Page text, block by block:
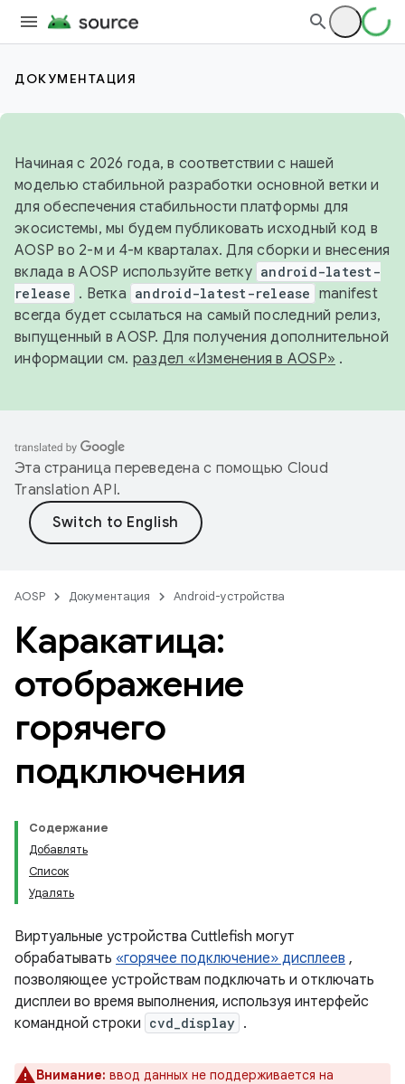
ДОКУМЕНТАЦИЯ
Начиная с 2026 года, в соответствии с нашей
моделью стабильной разработки основной ветки и
для обеспечения стабильности платформы для
экосистемы, мы будем публиковать исходный код в
AOSP во 2-м и 4-м кварталах. Для сборки и внесения
вклада в AOSP используйте ветку android-latest-
release . Ветка android-latest-release manifest
всегда будет ссылаться на самый последний релиз,
выпущенный в AOSP. Для получения дополнительной
информации см. раздел «Изменения в AOSP» .
Эта страница переведена с помощью Cloud
Translation API.
AOSP Документация Android-устройства
Каракатица:
отображение
горячего
подключения
Содержание
Добавлять
Список
Удалять
Виртуальные устройства Cuttlefish могут
обрабатывать «горячее подключение» дисплеев ,
позволяющее устройствам подключать и отключать
дисплеи во время выполнения, используя интерфейс
командной строки cvd_display .
Внимание: ввод данных не поддерживается на